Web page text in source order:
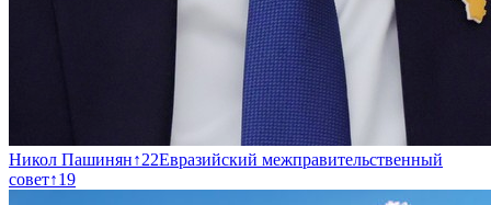
Никол Пашинян↑22Евразийский межправительственный
совет↑19